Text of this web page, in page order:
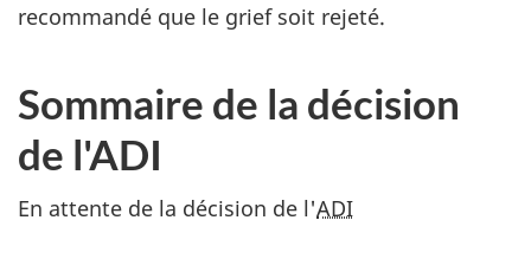
recommandé que le grief soit rejeté.
Sommaire de la décision
de l'ADI
En attente de la décision de l'ADI